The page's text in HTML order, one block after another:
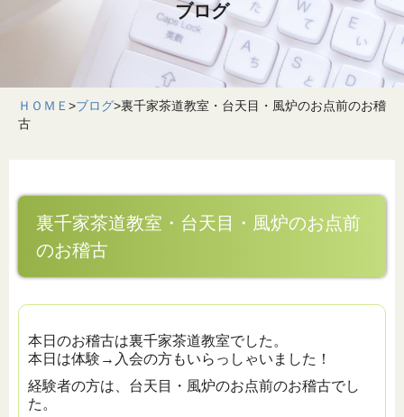
ブログ
ＨＯＭＥ >ブログ>裏千家茶道教室・台天目・風炉のお点前のお稽
古
裏千家茶道教室・台天目・風炉のお点前
のお稽古
本日のお稽古は裏千家茶道教室でした。
本日は体験→入会の方もいらっしゃいました！
経験者の方は、台天目・風炉のお点前のお稽古でし
た。